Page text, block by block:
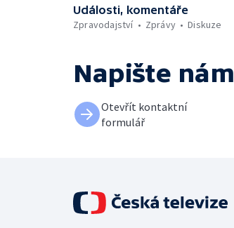
Události, komentáře
Zpravodajství
Zprávy Diskuze
Napište nám
Otevřít kontaktní
formulář